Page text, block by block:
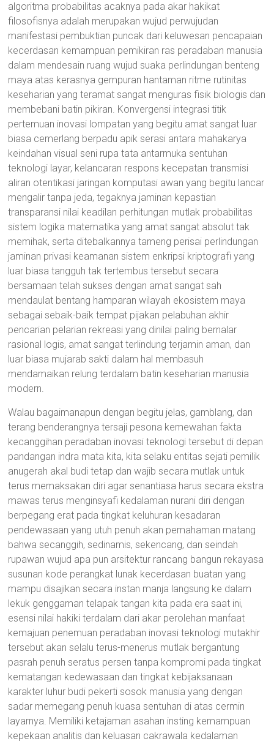
algoritma probabilitas acaknya pada akar hakikat
filosofisnya adalah merupakan wujud perwujudan
manifestasi pembuktian puncak dari keluwesan pencapaian
kecerdasan kemampuan pemikiran ras peradaban manusia
dalam mendesain ruang wujud suaka perlindungan benteng
maya atas kerasnya gempuran hantaman ritme rutinitas
keseharian yang teramat sangat menguras fisik biologis dan
membebani batin pikiran. Konvergensi integrasi titik
pertemuan inovasi lompatan yang begitu amat sangat luar
biasa cemerlang berpadu apik serasi antara mahakarya
keindahan visual seni rupa tata antarmuka sentuhan
teknologi layar, kelancaran respons kecepatan transmisi
aliran otentikasi jaringan komputasi awan yang begitu lancar
mengalir tanpa jeda, tegaknya jaminan kepastian
transparansi nilai keadilan perhitungan mutlak probabilitas
sistem logika matematika yang amat sangat absolut tak
memihak, serta ditebalkannya tameng perisai perlindungan
jaminan privasi keamanan sistem enkripsi kriptografi yang
luar biasa tangguh tak tertembus tersebut secara
bersamaan telah sukses dengan amat sangat sah
mendaulat bentang hamparan wilayah ekosistem maya
sebagai sebaik-baik tempat pijakan pelabuhan akhir
pencarian pelarian rekreasi yang dinilai paling bernalar
rasional logis, amat sangat terlindung terjamin aman, dan
luar biasa mujarab sakti dalam hal membasuh
mendamaikan relung terdalam batin keseharian manusia
modern.
Walau bagaimanapun dengan begitu jelas, gamblang, dan
terang benderangnya tersaji pesona kemewahan fakta
kecanggihan peradaban inovasi teknologi tersebut di depan
pandangan indra mata kita, kita selaku entitas sejati pemilik
anugerah akal budi tetap dan wajib secara mutlak untuk
terus memaksakan diri agar senantiasa harus secara ekstra
mawas terus menginsyafi kedalaman nurani diri dengan
berpegang erat pada tingkat keluhuran kesadaran
pendewasaan yang utuh penuh akan pemahaman matang
bahwa secanggih, sedinamis, sekencang, dan seindah
rupawan wujud apa pun arsitektur rancang bangun rekayasa
susunan kode perangkat lunak kecerdasan buatan yang
mampu disajikan secara instan manja langsung ke dalam
lekuk genggaman telapak tangan kita pada era saat ini,
esensi nilai hakiki terdalam dari akar perolehan manfaat
kemajuan penemuan peradaban inovasi teknologi mutakhir
tersebut akan selalu terus-menerus mutlak bergantung
pasrah penuh seratus persen tanpa kompromi pada tingkat
kematangan kedewasaan dan tingkat kebijaksanaan
karakter luhur budi pekerti sosok manusia yang dengan
sadar memegang penuh kuasa sentuhan di atas cermin
layarnya. Memiliki ketajaman asahan insting kemampuan
kepekaan analitis dan keluasan cakrawala kedalaman